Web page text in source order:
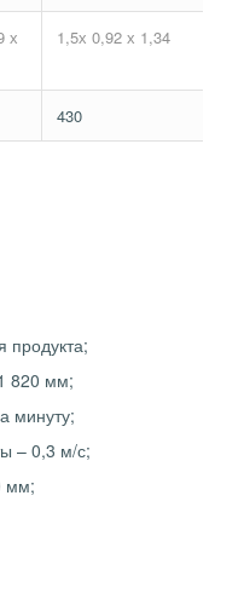
х
1,5х 0,92 х 1,34
430
продукта;
820 мм;
минуту;
– 0,3 м/с;
мм;